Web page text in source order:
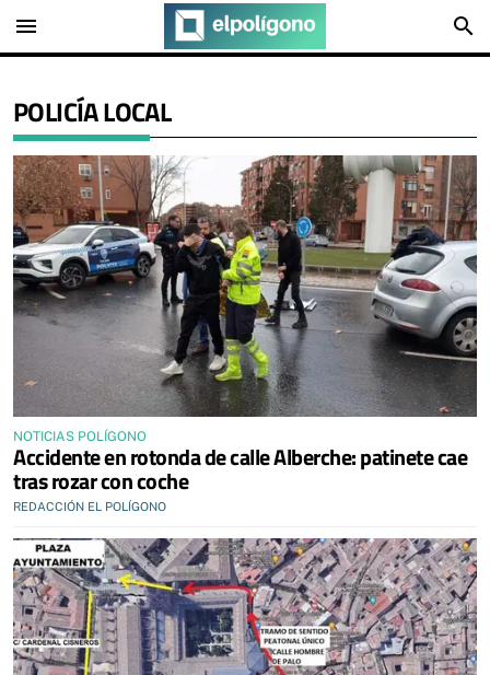
menu search
POLICÍA LOCAL
NOTICIAS POLÍGONO
Accidente en rotonda de calle Alberche: patinete cae
tras rozar con coche
REDACCIÓN EL POLÍGONO